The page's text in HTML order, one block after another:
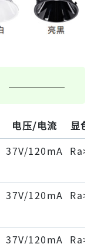
电压/电流 显色
37V/120mA
37V/120mA
37V/120mA